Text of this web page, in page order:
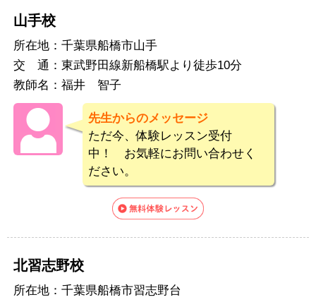
山手校
所在地： 千葉県船橋市山手
交 通： 東武野田線新船橋駅より徒歩10分
教師名： 福井 智子
先生からのメッセージ
ただ今、体験レッスン受付
中！ お気軽にお問い合わせく
ださい。
北習志野校
所在地： 千葉県船橋市習志野台